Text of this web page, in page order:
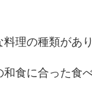
理の種類があり
和食に合った食